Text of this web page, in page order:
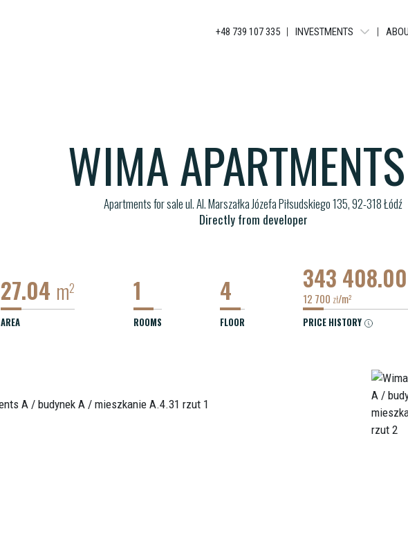
+48 739 107 335 INVESTMENTS
TUWIMA APARTMENTS
WIMA
Apartments for sale ul. Al. Marszałka Józefa Piłsudskiego 135, 92-318 Łódź
Directly from developer
AREA
27.04 m2
ROOMS
1
FLOOR
4
PRICE HISTORY
343
12 700 zł/m2